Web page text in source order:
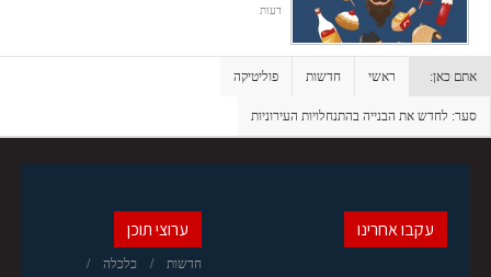
דעות
אתם כאן: ראשי חדשות פוליטיקה
סער: לחדש את הבנייה בהתנחלויות העירוניות
ערוצי תוכן
חדשות כלכלה
עקבו אחרינו